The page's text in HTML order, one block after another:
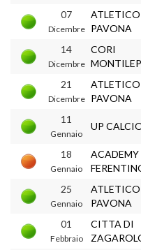
07
Dicembre
ATLETICO
PAVONA
14
Dicembre
CORI
21
Dicembre
ATLETICO
PAVONA
11
Gennaio
UP
18
Gennaio
ACADEMY
25
Gennaio
ATLETICO
PAVONA
01
Febbraio
CITTA DI